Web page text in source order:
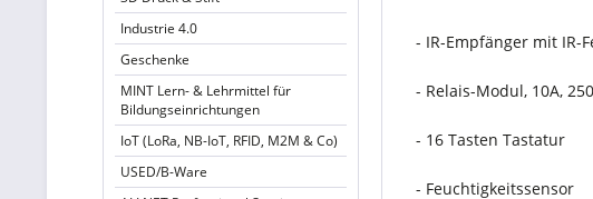
Industrie 4.0
Geschenke
MINT Lern- & Lehrmittel für
Bildungseinrichtungen
IoT (LoRa, NB-IoT, RFID, M2M & Co)
USED/B-Ware
- IR-Empfänger mit IR-
- Relais-Modul, 10A,
- 16 Tasten Tastatur
- Feuchtigkeitssensor